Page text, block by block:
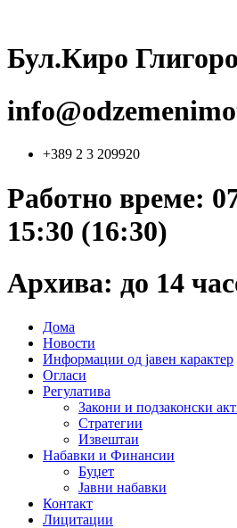
content
Бул.Киро
+389 2 3 209920
Работно време:
15:30 (16:30)
Архива: до 14
Дома
Новости
Информации од јавен карактер
Огласи
Регулатива
Закони и подзаконски
Стратегии
Извештаи
Набавки и Финансии
Буџет
Јавни набавки
Контакт
Лицитации